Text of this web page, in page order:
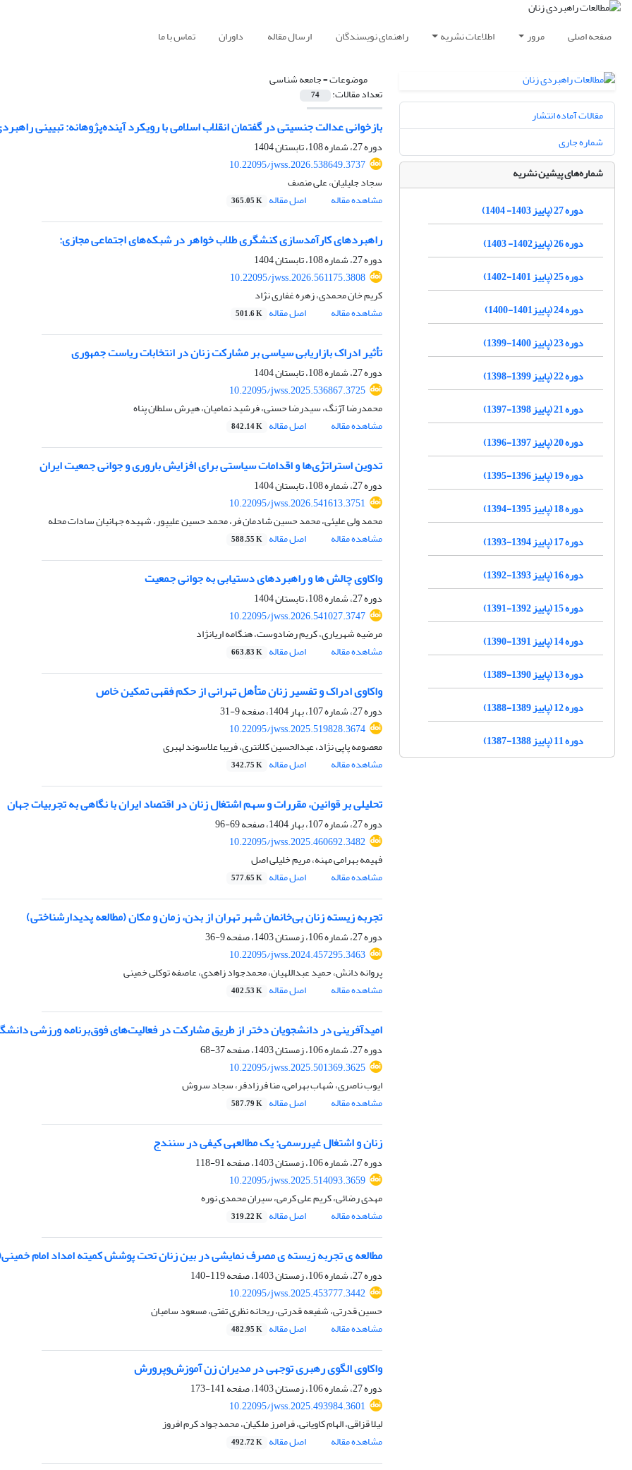
صفحه اصلی مرور اطلاعات نشریه راهنمای نویسندگان ارسال مقاله داوران تماس با ما
موضوعات =جامعه شناسی
تعداد مقالات: 74
بازخوانی عدالت جنسیتی در گفتمان انقلاب اسلامی با رویکرد آینده‌پژوهانه: تبیینی
دوره 27، شماره 108، تابستان 1404
10.22095/jwss.2026.538649.3737
سجاد جلیلیان، علی منصف
مشاهده مقاله
اصل مقاله 365.05 K
راهبردهای کارآمدسازی کنشگری طلاب خواهر در شبکه‌های اجتماعی مجازی:
دوره 27، شماره 108، تابستان 1404
10.22095/jwss.2026.561175.3808
کریم خان محمدی، زهره غفاری نژاد
مشاهده مقاله
اصل مقاله 501.6 K
تأثیر ادراک بازاریابی سیاسی بر مشارکت زنان در انتخابات ریاست جمهوری
دوره 27، شماره 108، تابستان 1404
10.22095/jwss.2025.536867.3725
محمدرضا آژنگ، سیدرضا حسنی، فرشید نمامیان، هیرش سلطان پناه
مشاهده مقاله
اصل مقاله 842.14 K
تدوین استراتژی‌ها و اقدامات سیاستی برای افزایش باروری و جوانی جمعیت ایران
دوره 27، شماره 108، تابستان 1404
10.22095/jwss.2026.541613.3751
محمد ولی علیئی، محمد حسین شادمان فر، محمد حسین علیپور، شهیده جهانیان سادات محله
مشاهده مقاله
اصل مقاله 588.55 K
واکاوی چالش­ ها و راهبردهای دستیابی به جوانی جمعیت
دوره 27، شماره 108، تابستان 1404
10.22095/jwss.2026.541027.3747
مرضیه شهریاری، کریم رضادوست، هنگامه اریانژاد
مشاهده مقاله
اصل مقاله 663.83 K
واکاوی ادراک و تفسیر زنان متأهل تهرانی از حکم فقهی تمکین خاص
دوره 27، شماره 107، بهار 1404، صفحه
9-31
10.22095/jwss.2025.519828.3674
معصومه پاپی نژاد، عبدالحسین کلانتری، فریبا علاسوند لهبری
مشاهده مقاله
اصل مقاله 342.75 K
تحلیلی بر قوانین، مقررات و سهم اشتغال زنان در اقتصاد ایران با نگاهی به تجربیات جهان
دوره 27، شماره 107، بهار 1404، صفحه
69-96
10.22095/jwss.2025.460692.3482
فهیمه بهرامی مهنه، مریم خلیلی اصل
مشاهده مقاله
اصل مقاله 577.65 K
تجربه زیسته زنان بی‌خانمان شهر تهران از بدن، زمان و مکان (مطالعه پدیدارشناختی)
دوره 27، شماره 106، زمستان 1403، صفحه
9-36
10.22095/jwss.2024.457295.3463
پروانه دانش، حمید عبداللهیان، محمدجواد زاهدی، عاصفه توکلی خمینی
مشاهده مقاله
اصل مقاله 402.53 K
امیدآفرینی در دانشجویان دختر از طریق مشارکت در فعالیت‌های فوق‌برنامه ورزشی
دوره 27، شماره 106، زمستان 1403، صفحه
37-68
10.22095/jwss.2025.501369.3625
ایوب ناصری، شهاب بهرامی، منا فرزادفر، سجاد سروش
مشاهده مقاله
اصل مقاله 587.79 K
زنان و اشتغال غیررسمی: یک مطالعه‏ی کیفی در سنندج
دوره 27، شماره 106، زمستان 1403، صفحه
91-118
10.22095/jwss.2025.514093.3659
مهدی رضائی، کریم علی کرمی، سیران محمدی نوره
مشاهده مقاله
اصل مقاله 319.22 K
مطالعه ی تجربه زیسته ی مصرف نمایشی در بین زنان تحت پوشش کمیته امداد امام
دوره 27، شماره 106، زمستان 1403، صفحه
119-140
10.22095/jwss.2025.453777.3442
حسین قدرتی، شفیعه قدرتی، ریحانه نظری تفتی، مسعود سامیان
مشاهده مقاله
اصل مقاله 482.95 K
واکاوی الگوی رهبری توجهی در مدیران زن آموزش‌وپرورش
دوره 27، شماره 106، زمستان 1403، صفحه
141-173
10.22095/jwss.2025.493984.3601
لیلا قزاقی، الهام کاویانی، فرامرز ملکیان، محمدجواد کرم افروز
مشاهده مقاله
اصل مقاله 492.72 K
مقالات آماده انتشار
شماره جاری
شماره‌های پیشین نشریه
دوره 27 (پاییز 1403- 1404)
دوره 26 (پاییز1402- 1403)
دوره 25 (پاییز 1401-1402)
دوره 24 (پاییز1401-1400)
دوره 23 (پاییز 1400-1399)
دوره 22 (پاییز 1399-1398)
دوره 21 (پاییز 1398-1397)
دوره 20 (پاییز 1397-1396)
دوره 19 (پاییز 1396-1395)
دوره 18 (پاییز 1395-1394)
دوره 17 (پاییز 1394-1393)
دوره 16 (پاییز 1393-1392)
دوره 15 (پاییز 1392-1391)
دوره 14 (پاییز 1391-1390)
دوره 13 (پاییز 1390-1389)
دوره 12 (پاییز 1389-1388)
دوره 11 (پاییز 1388-1387)